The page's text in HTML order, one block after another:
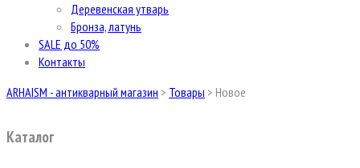
Деревенская утварь
Бронза, латунь
SALE до 50%
Контакты
ARHAISM - антикварный магазин > Товары > Новое
Каталог